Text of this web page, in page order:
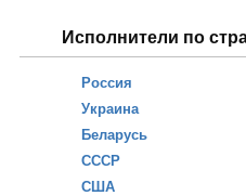
Исполнители по
Россия
Украина
Беларусь
СССР
США